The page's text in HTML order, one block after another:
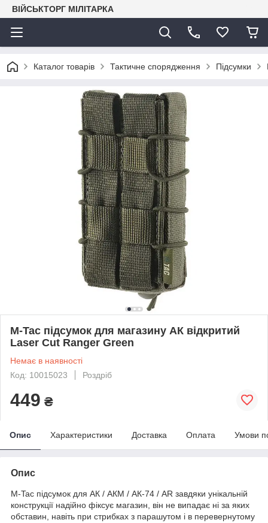
ВІЙСЬКТОРГ МІЛІТАРКА
Каталог товарів Тактичне спорядження Підсумки
M-Tac підсумок для магазину АК відкритий
Laser Cut Ranger Green
Немає в наявності
Код: 10015023
Роздріб
449 ₴
Опис Характеристики Доставка Оплата Умови
Опис
M-Tac підсумок для АК / АКМ / АК-74 / AR завдяки унікальній
конструкції надійно фіксує магазин, він не випадає ні за яких
обставин, навіть при стрибках з парашутом і в перевернутому